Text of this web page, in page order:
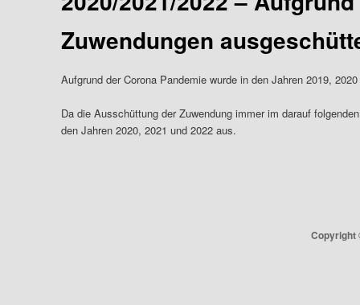
Zuwendungen
Aufgrund der Corona Pandemie wurde in den Jahren 2019,
Da die Ausschüttung der Zuwendung immer im darauf
den Jahren 2020, 2021 und 2022 aus.
Copyright